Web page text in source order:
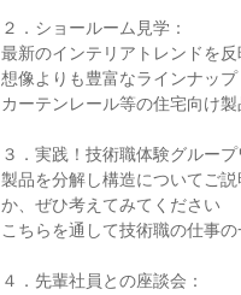
２．ショールーム見学：
最新のインテリアトレンドを
想像よりも豊富なラインナップ
カーテンレール等の住宅向け
３．実践！技術職体験グループ
製品を分解し構造についてご
か、ぜひ考えてみてください
こちらを通して技術職の仕事
４．先輩社員との座談会：